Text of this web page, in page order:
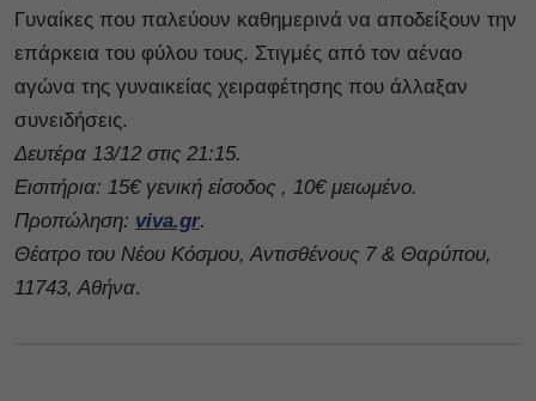
Γυναίκες που παλεύουν καθημερινά να αποδείξουν την
επάρκεια του φύλου τους. Στιγμές από τον αέναο
αγώνα της γυναικείας χειραφέτησης που άλλαξαν
συνειδήσεις.
Δευτέρα 13/12 στις 21:15.
Εισιτήρια: 15€ γενική είσοδος , 10€ μειωμένο.
Προπώληση: viva.gr.
Θέατρο του Νέου Κόσμου, Αντισθένους 7 & Θαρύπου,
11743, Αθήνα.